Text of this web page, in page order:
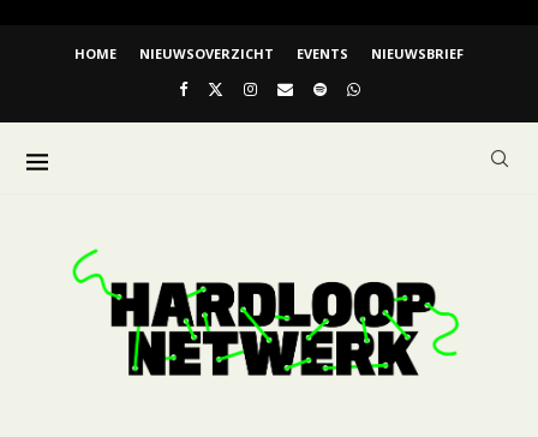
HOME NIEUWSOVERZICHT EVENTS NIEUWSBRIEF